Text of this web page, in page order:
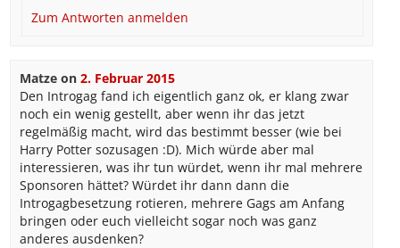
Zum Antworten anmelden
Matzeon 2. Februar 2015
Den Introgag fand ich eigentlich ganz ok, er klang zwar
noch ein wenig gestellt, aber wenn ihr das jetzt
regelmäßig macht, wird das bestimmt besser (wie bei
Harry Potter sozusagen :D). Mich würde aber mal
interessieren, was ihr tun würdet, wenn ihr mal mehrere
Sponsoren hättet? Würdet ihr dann dann die
Introgagbesetzung rotieren, mehrere Gags am Anfang
bringen oder euch vielleicht sogar noch was ganz
anderes ausdenken?